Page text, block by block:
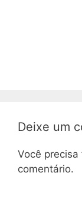
Deixe um
Você precisa
comentário.